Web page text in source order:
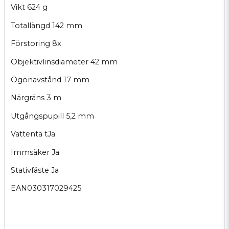
Vikt 624 g
Totallängd 142 mm
Förstoring 8x
Objektivlinsdiameter 42 mm
Ögonavstånd 17 mm
Närgräns 3 m
Utgångspupill 5,2 mm
Vattentä tJa
Immsäker Ja
Stativfäste Ja
EAN030317029425